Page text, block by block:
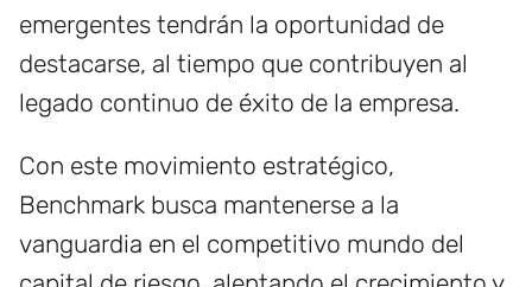
emergentes tendrán la oportunidad de
destacarse, al tiempo que contribuyen al
legado continuo de éxito de la empresa.
Con este movimiento estratégico,
Benchmark busca mantenerse a la
vanguardia en el competitivo mundo del